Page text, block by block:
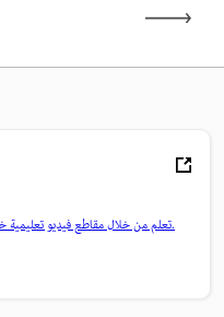
تعلم من خلال مقاطع فيديو تعليمية خطوة بخطوة وإرشادات عملية مباشرة داخل التطبيق.